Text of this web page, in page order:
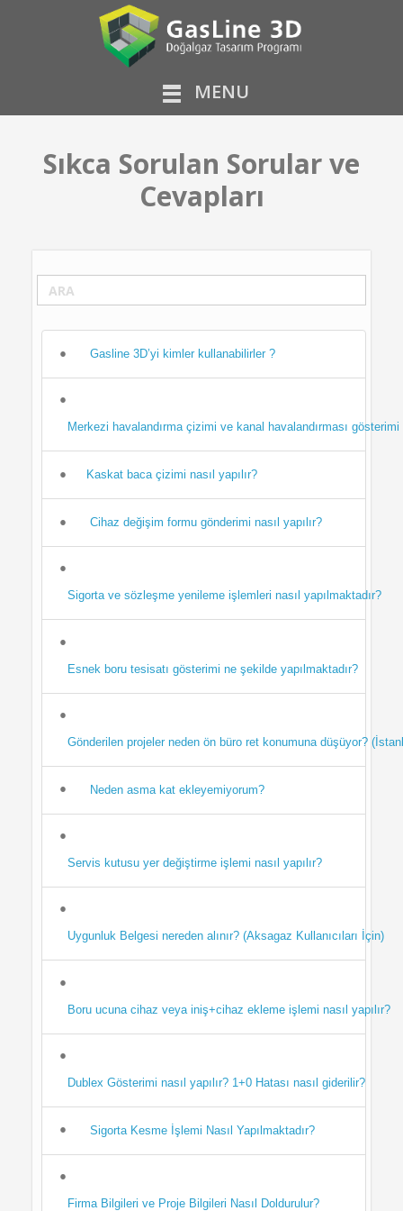
MENU
Sıkca Sorulan Sorular ve
Cevapları
Gasline 3D’yi kimler kullanabilirler ?
Merkezi havalandırma çizimi ve kanal havalandırması
Kaskat baca çizimi nasıl yapılır?
Cihaz değişim formu gönderimi nasıl yapılır?
Sigorta ve sözleşme yenileme işlemleri nasıl yapılmaktadır?
Esnek boru tesisatı gösterimi ne şekilde yapılmaktadır?
Gönderilen projeler neden ön büro ret konumuna düşüyor?
Neden asma kat ekleyemiyorum?
Servis kutusu yer değiştirme işlemi nasıl yapılır?
Uygunluk Belgesi nereden alınır? (Aksagaz Kullanıcıları İçin)
Boru ucuna cihaz veya iniş+cihaz ekleme işlemi nasıl yapılır?
Dublex Gösterimi nasıl yapılır? 1+0 Hatası nasıl giderilir?
Sigorta Kesme İşlemi Nasıl Yapılmaktadır?
Firma Bilgileri ve Proje Bilgileri Nasıl Doldurulur?